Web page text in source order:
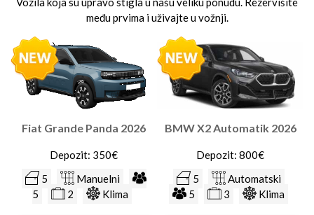
među prvima i uživajte u vožnji.
Fiat Grande Panda 2026
Depozit: 350€
5
Manuelni
5
2 Klima
BMW X2 Automatik 2026
Depozit: 800€
5
Automatski
5
3 Klima